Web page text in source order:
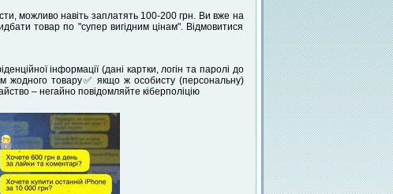
можливо навіть заплатять 100-200 грн. Ви вже на
товар по "супер вигідним цінам". Відмовитися
інформації (дані картки, логін та паролі до
жодного товару✅ якщо ж особисту (персональну)
– негайно повідомляйте кіберполіцію